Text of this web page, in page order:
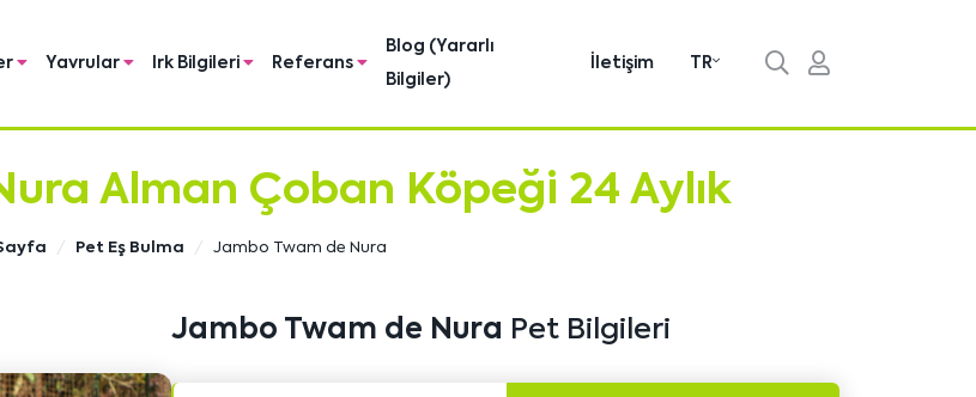
Yavrular Irk Bilgileri Referans
Blog (Yararlı
Bilgiler)
İletişim TR
Alman Çoban Köpeği 24 Aylık
Pet Eş Bulma Jambo Twam de Nura
Jambo Twam de Nura Pet Bilgileri